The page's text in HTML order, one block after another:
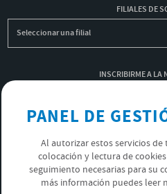
FILIALES DE
Seleccionar una filial
INSCRIBIRME A LA
POLÍTICA DE PRIVACIDAD
ÚNETE AL EQUIPO SOPREMA
PANEL DE
Al autorizar estos servicios
colocación y lectura de
seguimiento necesarias para su
más información puedes leer